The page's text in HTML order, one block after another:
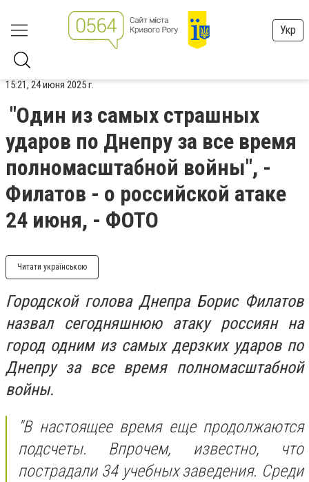
Укр
15:21, 24 июня 2025 г.
"Один из самых страшных
ударов по Днепру за все время
полномасштабной войны", -
Филатов - о российской атаке
24 июня, - ФОТО
Читати українською
Городской голова Днепра Борис Филатов
назвал сегодняшнюю атаку россиян на
город одним из самых дерзких ударов по
Днепру за все время полномасштабной
войны.
"В настоящее время еще продолжаются
подсчеты. Впрочем, известно, что
пострадали 34 учебных заведения. Среди